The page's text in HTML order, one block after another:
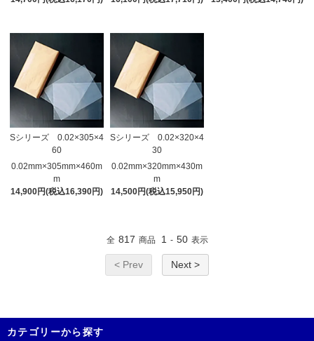
Sシリーズ 0.02×305×4
60
0.02mm×305mm×460m
m
14,900円(税込16,390円)
Sシリーズ 0.02×320×4
30
0.02mm×320mm×430m
m
14,500円(税込15,950円)
全 817 商品 1 - 50 表示
< Prev Next >
カテゴリーから探す